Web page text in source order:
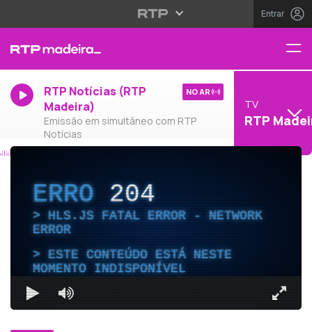
Entrar
RTP Notícias (RTP
Madeira)
Emissão em simultâneo com RTP
Notícias
NO AR
TV
RTP
ERRO204
HLS.JS FATAL ERROR - NETWORK
ERROR
ESTE CONTEÚDO ESTÁ NESTE
MOMENTO INDISPONÍVEL